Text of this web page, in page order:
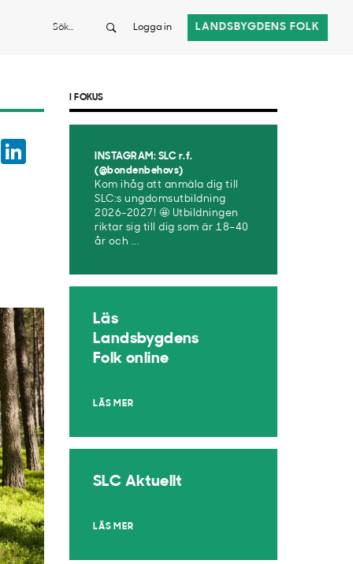
Sök Logga in LANDSBYGDENS FOLK
Twitter
I FOKUS
INSTAGRAM: SLC r.f.
(@bondenbehovs)
Kom ihåg att anmäla dig till
SLC:s ungdomsutbildning
2026-2027! 🤩 Utbildningen
riktar sig till dig som är 18–40
år och ...
Läs
Landsbygdens
Folk online
LÄS MER
SLC Aktuellt
LÄS MER